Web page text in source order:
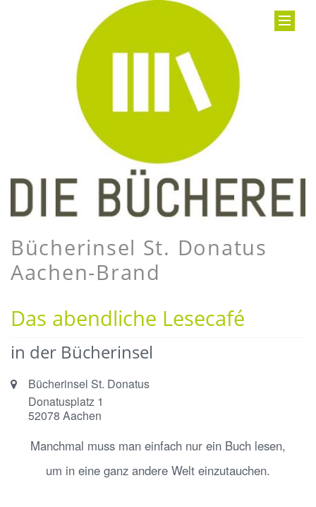
Bücherinsel St. Donatus
Aachen-Brand
Das abendliche Lesecafé
in der Bücherinsel
Ort: Bücherinsel St. Donatus
Donatusplatz 1
52078 Aachen
Manchmal muss man einfach nur ein Buch lesen,
um in eine ganz andere Welt einzutauchen.